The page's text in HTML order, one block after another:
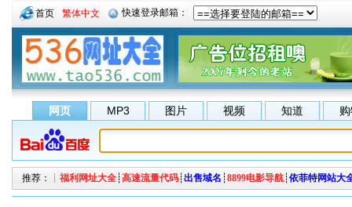
首页 繁体中文
网页 MP3 图片 视频 知道
推荐：┊ 福利网址大全 ┊ 高速流量代码 ┊ 出售域名 ┊ 8899电影导航 ┊ 依菲特网站大